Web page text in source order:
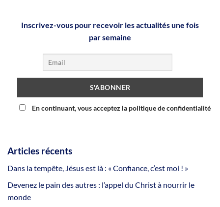
Inscrivez-vous pour recevoir les actualités une fois
par semaine
En continuant, vous acceptez la politique de confidentialité
Articles récents
Dans la tempête, Jésus est là : « Confiance, c’est moi ! »
Devenez le pain des autres : l’appel du Christ à nourrir le
monde